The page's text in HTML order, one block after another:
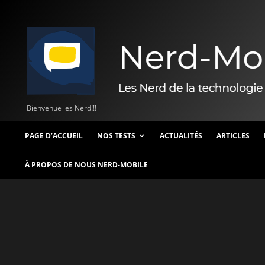
Bienvenue les Nerd!!!
PAGE D’ACCUEIL NOS TESTS ACTUALITÉS ARTICLES
À PROPOS DE NOUS NERD-MOBILE